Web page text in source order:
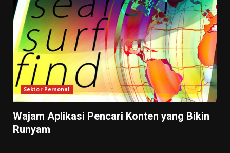
Sektor Personal
Wajam Aplikasi Pencari Konten yang Bikin
Runyam